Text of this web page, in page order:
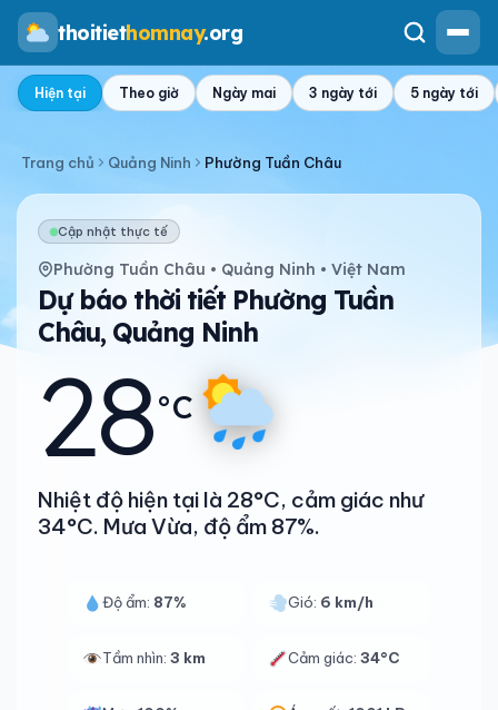
thoitiethomnay.org
Hiện tại Theo giờ Ngày mai 3 ngày tới 5 ngày tới
Trang chủ Quảng Ninh Phường Tuần Châu
Cập nhật thực tế
Phường Tuần Châu • Quảng Ninh • Việt Nam
Dự báo thời tiết Phường Tuần
Châu, Quảng Ninh
28°C
Nhiệt độ hiện tại là 28°C, cảm giác như
34°C. Mưa Vừa, độ ẩm 87%.
Độ ẩm: 87% Gió: 6 km/h
Tầm nhìn: 3 km Cảm giác:34°C